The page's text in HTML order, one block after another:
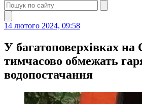
14 лютого 2024, 09:58
У багатоповерхівках на
тимчасово обмежать
водопостачання